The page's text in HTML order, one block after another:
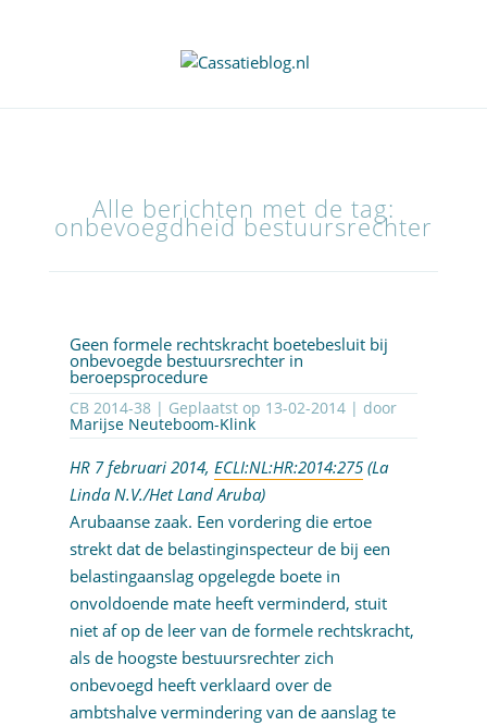
Alle berichten met de tag:
onbevoegdheid bestuursrechter
Geen formele rechtskracht boetebesluit bij
onbevoegde bestuursrechter in
beroepsprocedure
CB 2014-38 | Geplaatst op 13-02-2014| door
Marijse Neuteboom-Klink
HR 7 februari 2014, ECLI:NL:HR:2014:275(La
Linda N.V./Het Land Aruba)
Arubaanse zaak. Een vordering die ertoe
strekt dat de belastinginspecteur de bij een
belastingaanslag opgelegde boete in
onvoldoende mate heeft verminderd, stuit
niet af op de leer van de formele rechtskracht,
als de hoogste bestuursrechter zich
onbevoegd heeft verklaard over de
ambtshalve vermindering van de aanslag te